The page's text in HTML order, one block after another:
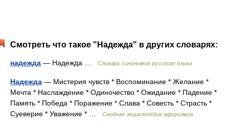
Смотреть что такое "Надежда" в других словарях:
надежда — Надежда … Словарь синонимов русского языка
Надежда — Мистерия чувств * Воспоминание * Желание *
Мечта * Наслаждение * Одиночество * Ожидание * Падение *
Память * Победа * Поражение * Слава * Совесть * Страсть *
Суеверие * Уважение * …
Сводная энциклопедия афоризмов